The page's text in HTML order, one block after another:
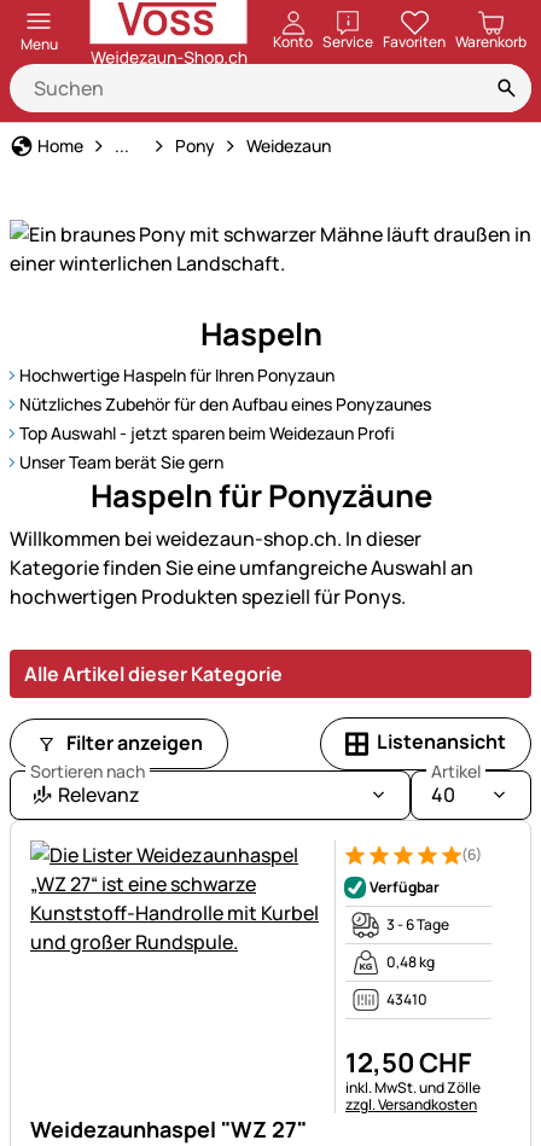
Menu Konto ServiceöffnenFavoriten Warenkorb
Home Tierart
... Pony Weidezaun
unser
Sortiment
für
Ponys
ausgestattet
für
jede
und
Wetterlage.
Haspeln
Hochwertige Haspeln für Ihren Ponyzaun
Nützliches Zubehör für den Aufbau eines Ponyzaunes
Top Auswahl - jetzt sparen beim Weidezaun Profi
Unser Team berät Sie gern
Haspeln für Ponyzäune
Willkommen bei weidezaun-shop.ch. In dieser
Kategorie finden Sie eine umfangreiche Auswahl an
hochwertigen Produkten speziell für Ponys.
Alle Artikel dieser Kategorie
Filter anzeigen Listenansicht
Sortieren nach
Relevanz
Artikel
40
Weidezaunhaspel "WZ 27"
Bewertung: 5 von 5 (6
6 Bewertungen
(6)
Verfügbar
3 - 6 Tage
0,48 kg
43410
12,50CHF
Steuerhinweis:
inkl. MwSt. und Zölle
zzgl. Versandkosten